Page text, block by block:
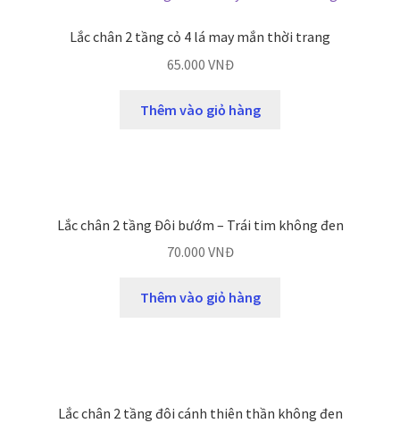
Lắc chân 2 tầng cỏ 4 lá may mắn thời trang
65.000 VNĐ
Thêm vào giỏ hàng
Lắc chân 2 tầng Đôi bướm – Trái tim không đen
70.000 VNĐ
Thêm vào giỏ hàng
Lắc chân 2 tầng đôi cánh thiên thần không đen